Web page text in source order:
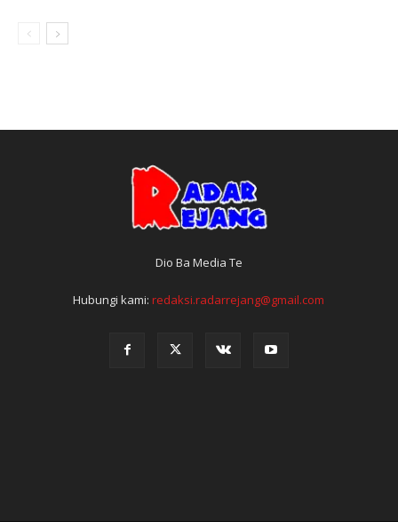
Dio Ba Media Te
Hubungi kami:redaksi.radarrejang@gmail.com